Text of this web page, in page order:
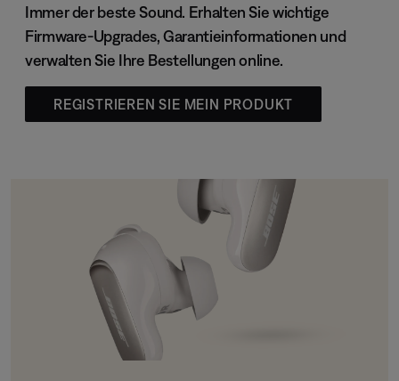
Immer der beste Sound. Erhalten Sie wichtige
Firmware-Upgrades, Garantieinformationen und
verwalten Sie Ihre Bestellungen online.
REGISTRIEREN SIE MEIN PRODUKT